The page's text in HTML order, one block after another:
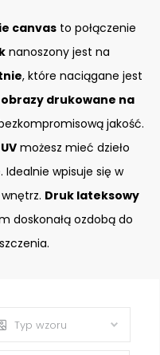
canvasto połączenie
nanoszony jest na
, które naciągane jest
drukowane na
jakość.
możesz mieć dzieło
wpisuje się w
Druk lateksowy
doskonałą ozdobą do
Typ wzoru